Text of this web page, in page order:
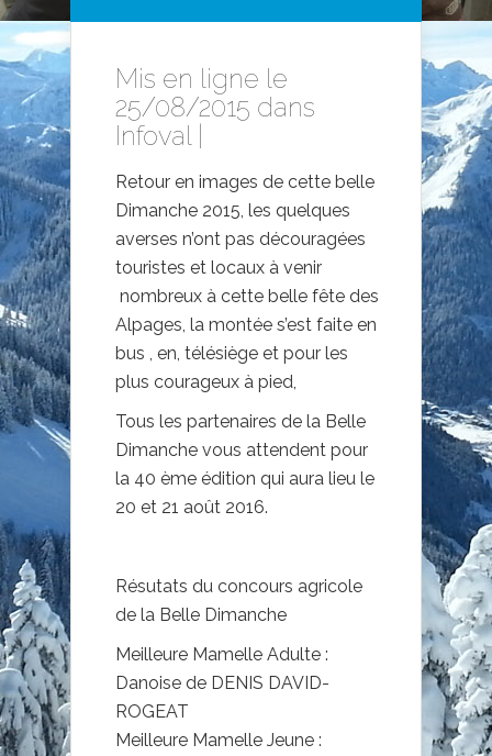
Mis en ligne le
25/08/2015 dans
Infoval
Retour en images de cette belle
Dimanche 2015, les quelques
averses n’ont pas découragées
touristes et locaux à venir
nombreux à cette belle fête des
Alpages, la montée s’est faite en
bus , en, télésiège et pour les
plus courageux à pied,
Tous les partenaires de la Belle
Dimanche vous attendent pour
la 40 ème édition qui aura lieu le
20 et 21 août 2016.
Résutats du concours agricole
de la Belle Dimanche
Meilleure Mamelle Adulte :
Danoise de DENIS DAVID-
ROGEAT
Meilleure Mamelle Jeune :